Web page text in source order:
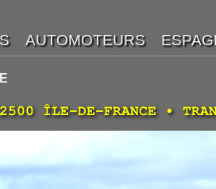
ÎLE-DE-FRANCE •